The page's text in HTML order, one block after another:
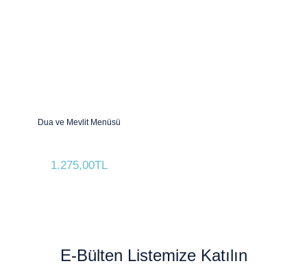
Dua ve Mevlit Menüsü
1.275,00TL
E-Bülten Listemize Katılın